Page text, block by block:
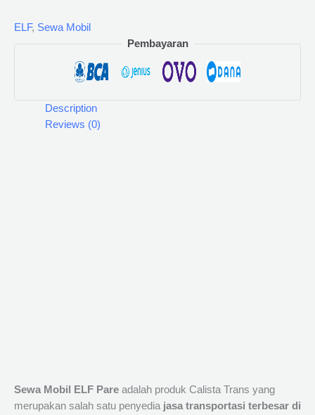
ELF, Sewa Mobil
Pembayaran
Description
Reviews (0)
Sewa Mobil ELF Pare adalah produk Calista Trans yang
merupakan salah satu penyedia jasa transportasi terbesar di